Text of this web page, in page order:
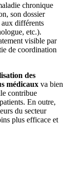
chronique
, son dossier
aux différents
etc.).
visible par
de coordination
des
médicaux va bien
contribue
En outre,
du secteur
plus efficace et